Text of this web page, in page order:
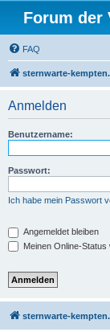
Forum der
FAQ
sternwarte-
Anmelden
Benutzername:
Passwort:
Ich habe mein Passwort
Angemeldet bleiben
Meinen Online-
sternwarte-